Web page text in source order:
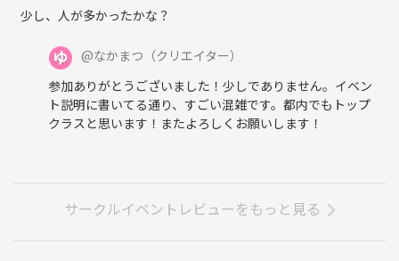
少し、人が多かったかな？
@なかまつ （クリエイター）
参加ありがとうございました！少しでありません。イベン
ト説明に書いてる通り、すごい混雑です。都内でもトップ
クラスと思います！またよろしくお願いします！
サークルイベントレビューをもっと見る